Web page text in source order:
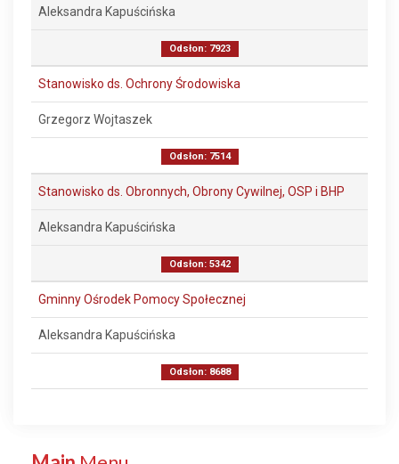
Aleksandra Kapuścińska
Odsłon: 7923
Stanowisko ds. Ochrony Środowiska
Grzegorz Wojtaszek
Odsłon: 7514
Stanowisko ds. Obronnych, Obrony Cywilnej, OSP i BHP
Aleksandra Kapuścińska
Odsłon: 5342
Gminny Ośrodek Pomocy Społecznej
Aleksandra Kapuścińska
Odsłon: 8688